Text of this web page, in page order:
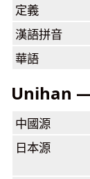
定義
漢語拼音
華語
Unihan
中國源
日本源